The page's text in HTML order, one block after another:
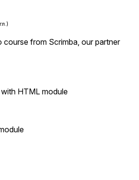
course from Scrimba, our partner
HTML module